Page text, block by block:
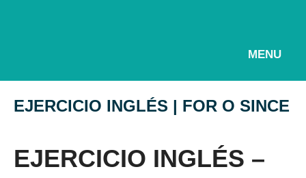
MENU
EJERCICIO INGLÉS | FOR O SINCE
EJERCICIO INGLÉS –